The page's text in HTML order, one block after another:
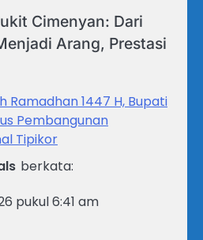
Cimenyan: Dari
Arang, Prestasi
Ramadhan 1447 H, Bupati
Pembangunan
Tipikor
berkata:
pukul 6:41 am